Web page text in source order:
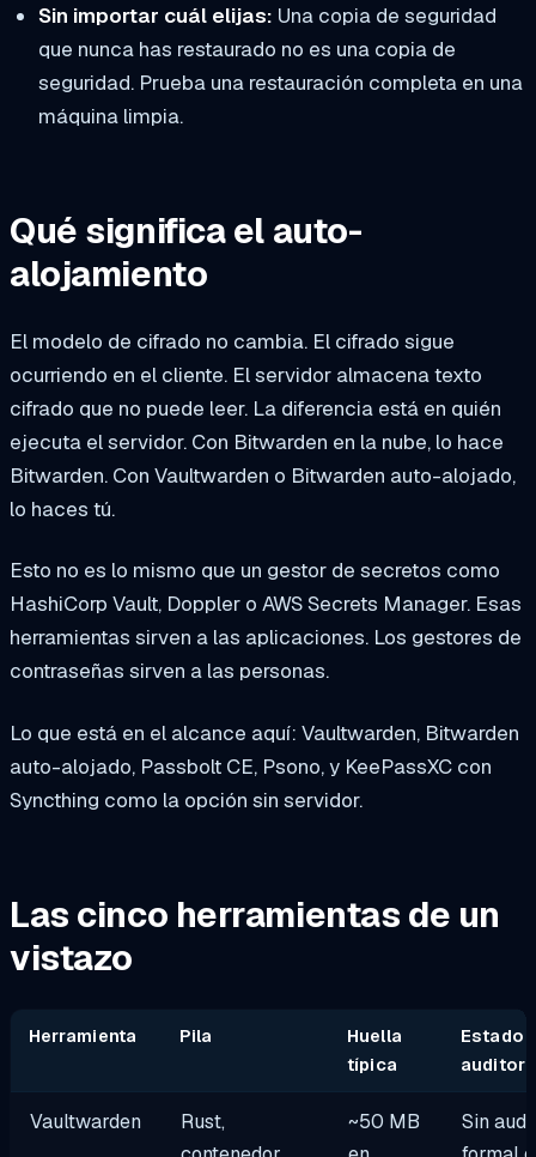
Sin importar cuál elijas: Una copia de seguridad
que nunca has restaurado no es una copia de
seguridad. Prueba una restauración completa en una
máquina limpia.
Qué significa el auto-
alojamiento
El modelo de cifrado no cambia. El cifrado sigue
ocurriendo en el cliente. El servidor almacena texto
cifrado que no puede leer. La diferencia está en quién
ejecuta el servidor. Con Bitwarden en la nube, lo hace
Bitwarden. Con Vaultwarden o Bitwarden auto-alojado,
lo haces tú.
Esto no es lo mismo que un gestor de secretos como
HashiCorp Vault, Doppler o AWS Secrets Manager. Esas
herramientas sirven a las aplicaciones. Los gestores de
contraseñas sirven a las personas.
Lo que está en el alcance aquí: Vaultwarden, Bitwarden
auto-alojado, Passbolt CE, Psono, y KeePassXC con
Syncthing como la opción sin servidor.
Las cinco herramientas de un
vistazo
Herramienta Pila
Huella
típica
Estado
Vaultwarden
Rust,
~50 MB
Sin